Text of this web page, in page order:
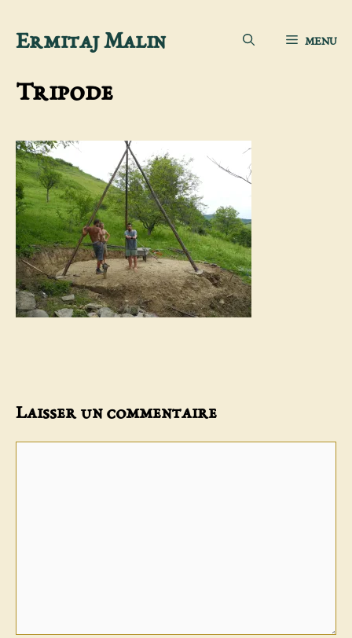
Aller
contenu
Ermitaj Malin MENU
Tripode
Laisser un commentaire